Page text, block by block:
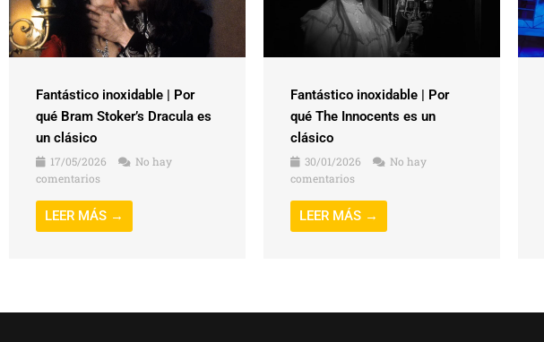
Fantástico inoxidable | Por
qué Bram Stoker’s Dracula es
un clásico
17/05/2026
No hay
comentarios
LEER MÁS →
Fantástico inoxidable | Por
qué The Innocents es un
clásico
30/01/2026
No hay
comentarios
LEER MÁS →